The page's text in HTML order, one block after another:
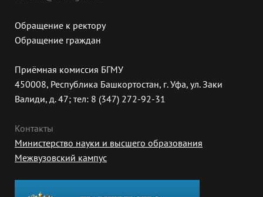
Обращение к ректору
Обращение граждан
Приёмная комиссия БГМУ
450008, Республика Башкортостан, г. Уфа, ул. Заки
Валиди, д. 47; тел: 8 (347) 272-92-31
Контакты
Министерство науки и высшего образования
Межвузовский кампус